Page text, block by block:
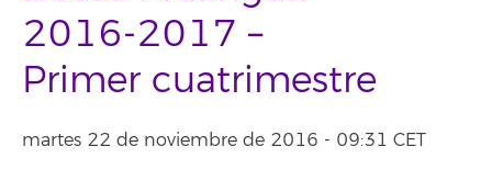
2016-2017 –
Primer cuatrimestre
martes 22 de noviembre de 2016 - 09:31 CET